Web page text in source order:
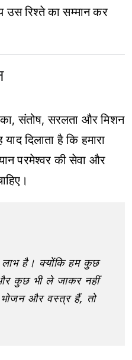
रिश्ते का सम्मान कर
संतोष, सरलता और मिशन
दिलाता है कि हमारा
परमेश्वर की सेवा और
लाभ है। क्योंकि हम कुछ
कुछ भी ले जाकर नहीं
और वस्त्र हैं, तो